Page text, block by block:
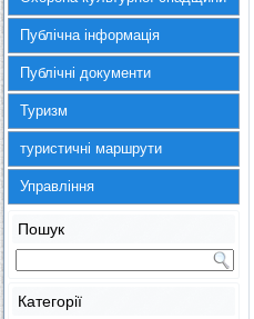
Публічна інформація
Публічні документи
Туризм
туристичні маршрути
Управління
Пошук
Категорії